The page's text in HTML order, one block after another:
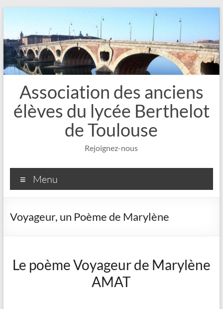
contenu
Association des anciens
élèves du lycée Berthelot
de Toulouse
Rejoignez-nous
Menu
Voyageur, un Poème de Marylène
Le poème Voyageur de Marylène
AMAT